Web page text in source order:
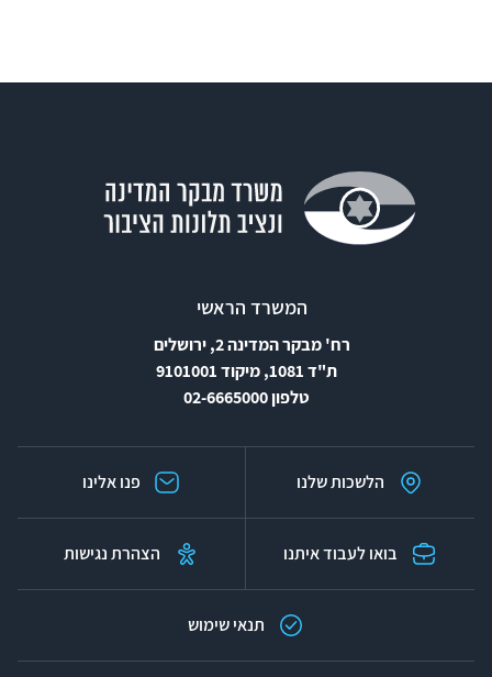
המשרד הראשי
רח' מבקר המדינה 2, ירושלים
ת"ד 1081, מיקוד 9101001
טלפון 02-6665000
הלשכות שלנו פנו אלינו
בואו לעבוד איתנו הצהרת נגישות
תנאי שימוש